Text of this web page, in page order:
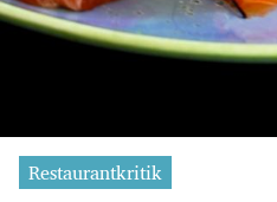
Restaurantkritik